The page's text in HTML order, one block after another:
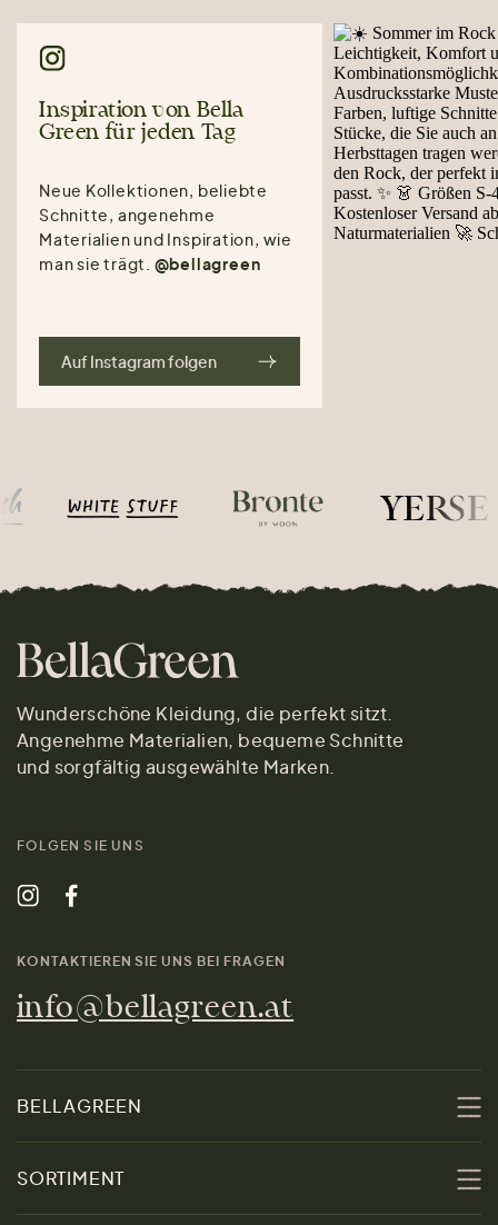
Inspiration von Bella
Green für jeden Tag
Neue Kollektionen, beliebte
Schnitte, angenehme
Materialien und Inspiration, wie
man sie trägt. @bellagreen
Auf Instagram folgen
Wunderschöne Kleidung, die perfekt sitzt.
Angenehme Materialien, bequeme Schnitte
und sorgfältig ausgewählte Marken.
FOLGEN SIE UNS
KONTAKTIEREN SIE UNS BEI FRAGEN
info@bellagreen.at
BELLAGREEN
Nachhaltigkeit
SORTIMENT